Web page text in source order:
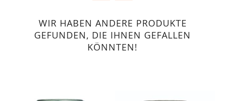
WIR HABEN ANDERE PRODUKTE
GEFUNDEN, DIE IHNEN GEFALLEN
KÖNNTEN!